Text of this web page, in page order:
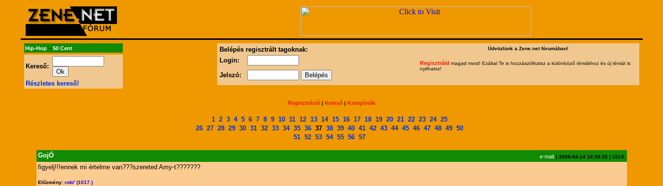
Hip-Hop- 50 Cent
Kereső:
Részletes kereső!
Belépés regisztrált tagoknak:
Login:
Jelszó:
Üdvözlünk a Zene.net fórumában!
Regisztráld magad most! Ezáltal Te is hozzászólhatsz a különböző témákhoz és új témát is
nyithatsz!
Regisztráció | Kereső | Kategóriák
1 2 3 4 5 6 7 8 9 10 11 12 13 14 15 16 17 18 19 20 21 22 23 24 25
26 27 28 29 30 31 32 33 34 35 36 37 38 39 40 41 42 43 44 45 46 47 48 49 50
51 52 53 54 55 56 57
GojÓ e-mail | 2006-04-14 10:39:25| 1019.
figyelj!!!ennek mi értelme van???szereted Amy-t???????
Előzmény: robi' (1017.)